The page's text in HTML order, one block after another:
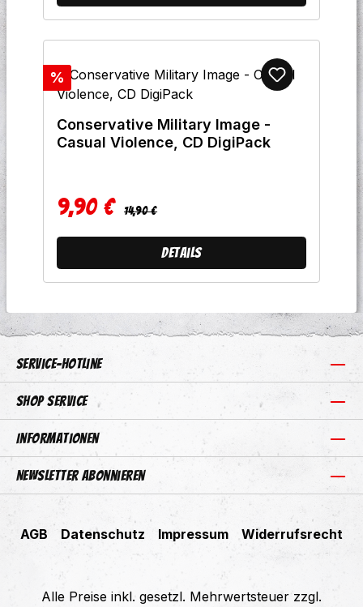
Rabatt
%
Conservative Military Image -
Casual Violence, CD DigiPack
Verkaufspreis:
9,90 € Regulärer Preis:
14,90 €
Details
Service-Hotline
Shop Service
Informationen
Newsletter abonnieren
AGB Datenschutz Impressum Widerrufsrecht
Alle Preise inkl. gesetzl. Mehrwertsteuer zzgl.